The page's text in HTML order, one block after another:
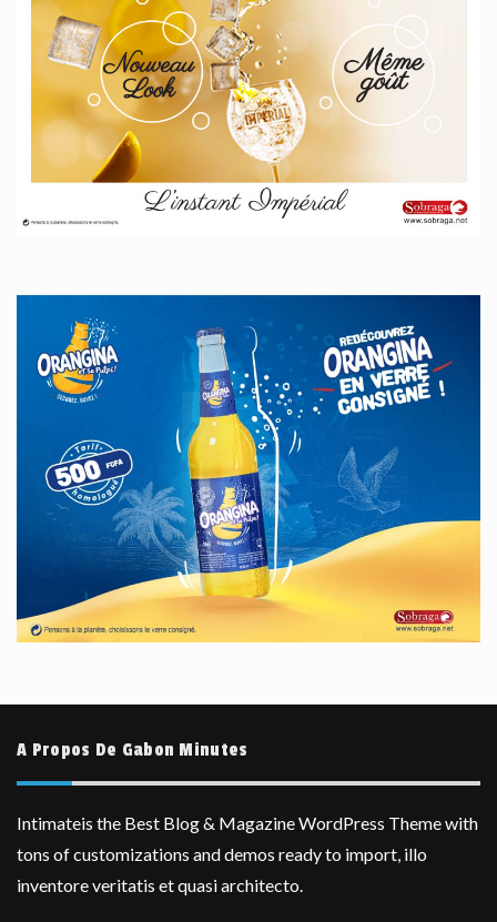
A Propos De Gabon Minutes
Intimateis the Best Blog & Magazine WordPress Theme with
tons of customizations and demos ready to import, illo
inventore veritatis et quasi architecto.